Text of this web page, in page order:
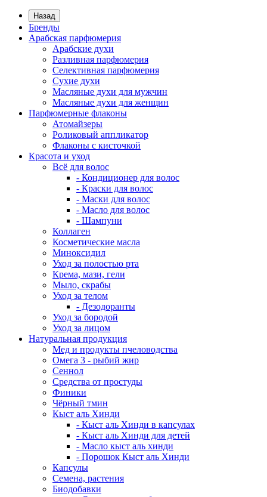
Назад
Бренды
Арабская парфюмерия
Арабские духи
Разливная парфюмерия
Селективная парфюмерия
Сухие духи
Масляные духи для мужчин
Масляные духи для женщин
Парфюмерные флаконы
Атомайзеры
Роликовый аппликатор
Флаконы с кисточкой
Красота и уход
Всё для волос
- Кондиционер для волос
- Краски для волос
- Маски для волос
- Масло для волос
- Шампуни
Коллаген
Косметические масла
Миноксидил
Уход за полостью рта
Крема, мази, гели
Мыло, скрабы
Уход за телом
- Дезодоранты
Уход за бородой
Уход за лицом
Натуральная продукция
Мед и продукты пчеловодства
Омега 3 - рыбий жир
Сеннол
Средства от простуды
Финики
Чёрный тмин
Кыст аль Хинди
- Кыст аль Хинди в капсулах
- Кыст аль Хинди для детей
- Масло кыст аль хинди
- Порошок Кыст аль Хинди
Капсулы
Семена, растения
Биодобавки